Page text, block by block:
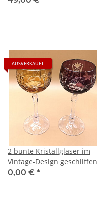
AUSVERKAUFT
2 bunte Kristallgläser im
Vintage-Design geschliffen
0,00 € *